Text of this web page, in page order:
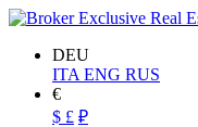
DEU
ITA ENG RUS
€
$ £ ₽